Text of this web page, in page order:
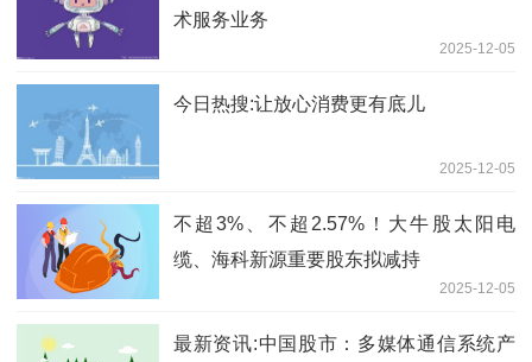
术服务业务
2025-12-05
今日热搜:让放心消费更有底儿
2025-12-05
不超3%、不超2.57%！大牛股太阳电
缆、海科新源重要股东拟减持
2025-12-05
最新资讯:中国股市：多媒体通信系统产